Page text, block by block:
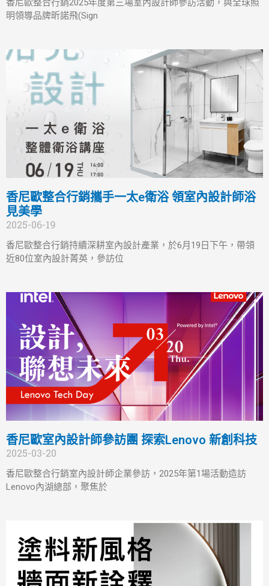
香尼歐整合行銷2025年度第三場室內設計師參訪活動，與全球照
明領導品牌昕諾飛(Sign
香尼歐整合行銷攜手一太e衛浴 領室內設計師浴
見美學
2025-06-19
香尼歐整合行銷持續深耕室內設計產業，於6月19日下午，帶領
近80位室內設計菁英，參訪位
香尼歐室內設計師參訪團 探索Lenovo 新創科技
2025-03-20
香尼歐整合行銷室內設計師企業參訪，2025年第1場活動造訪
Lenovo內湖總部，聚焦於